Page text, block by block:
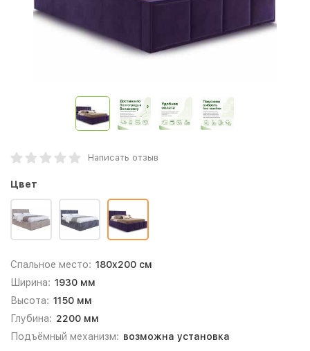
Написать отзыв
Цвет
Спальное место: 180x200 см
Ширина: 1930 мм
Высота: 1150 мм
Глубина: 2200 мм
Подъёмный механизм: возможна установка